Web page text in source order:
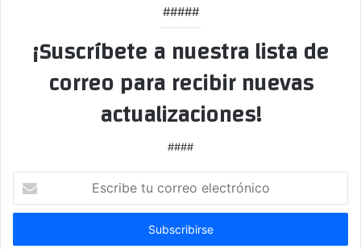
#####
¡Suscríbete a nuestra lista de
correo para recibir nuevas
actualizaciones!
####
correo